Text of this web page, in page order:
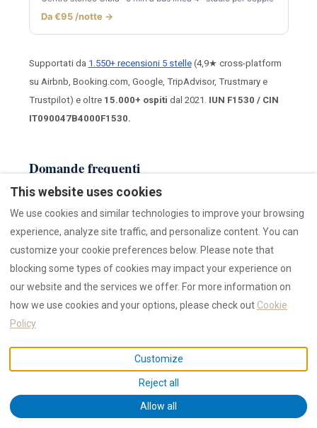
Da €95 /notte →
Supportati da 1.550+ recensioni 5 stelle(4,9★ cross-platform
su Airbnb, Booking.com, Google, TripAdvisor, Trustmary e
Trustpilot) e oltre 15.000+ ospiti dal 2021. IUN F1530 / CIN
IT090047B4000F1530.
Domande frequenti
Quanto costa la spiaggia in Sardegna?
Si può prenotare Cala Brandinchi?
Si può andare a Spiaggia Rosa Budelli?
Quanto costa entrare a La Pelosa?
Cala Goloritzé come si prenota?
This website uses cookies
We use cookies and similar technologies to improve your browsing
experience, analyze site traffic, and personalize content. You can
customize your cookie preferences below. Please note that
blocking some types of cookies may impact your experience on
our website and the services we offer. For more information on
how we use cookies and your options, please check out Cookie
Policy
Customize
Reject all
Allow all